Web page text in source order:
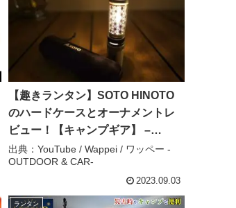
【趣きランタン】SOTO HINOTO
のハードケースとオーナメントレ
ビュー！【キャンプギア】 –
Wappei / ワッペー -OUTDOOR &
CAR-
出典：YouTube / Wappei / ワッペー -
OUTDOOR & CAR-
2023.09.03
ランタン